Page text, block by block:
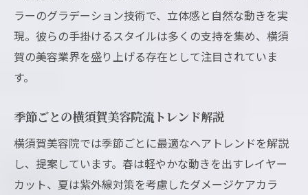
ラーのグラデーション技術で、立体感と自然な動きを実
現。彼らの手掛けるスタイルは多くの支持を集め、横須
賀の美容業界を盛り上げる存在として注目されていま
す。
季節ごとの横須賀美容院流トレンド解説
横須賀美容院では季節ごとに最適なヘアトレンドを解説
し、提案しています。春は軽やかな動きを出すレイヤー
カット、夏は紫外線対策を考慮したダメージケアカラ